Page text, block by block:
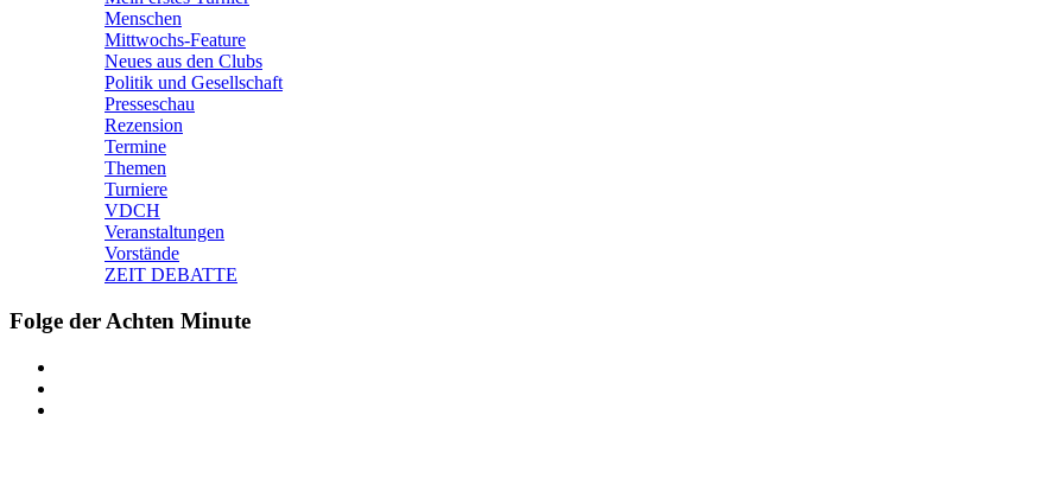
Menschen
Mittwochs-Feature
Neues aus den Clubs
Politik und Gesellschaft
Presseschau
Rezension
Termine
Themen
Turniere
VDCH
Veranstaltungen
Vorstände
ZEIT DEBATTE
Folge der Achten Minute